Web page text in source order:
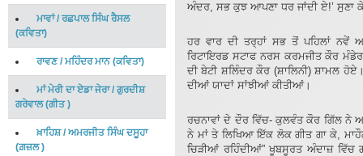
ਮਾਵਾਂ/ ਰਛਪਾਲ ਸਿੰਘ ਰੈਸਲ
(ਕਵਿਤਾ)
ਰਾਵਣ/ਮਹਿੰਦਰ ਮਾਨ(ਕਵਿਤਾ)
ਮਾਂ ਮੇਰੀ ਦਾ ਏਡਾ ਜੇਰਾ/ ਗੁਰਦੀਸ਼
ਗਰੇਵਾਲ(ਗੀਤ)
ਖ਼ਾਹਿਸ਼/ਅਮਰਜੀਤ ਸਿੰਘ ਦਸੂਹਾ
(ਗ਼ਜ਼ਲ)
ਅੰਦਰ, ਸਭ ਕੁਝ ਆਪਣਾ ਧਰ ਜਾਂਦੀ ਏ!’ ਸੁਣਾ
ਹਰ ਵਾਰ ਦੀ ਤਰ੍ਹਾਂ ਸਭ ਤੋਂ ਪਹਿਲਾਂ
ਰਿਟਾਇਰਡ ਸਟਾਫ ਨਰਸ ਕਰਮਜੀਤ ਕੌਰ
ਦੀ ਬੇਟੀ ਸ਼ਲਿੰਦਰ ਕੌਰ (ਸ਼ਾਲਿਨੀ) ਸ਼ਾਮਲ
ਦੀਆਂ ਯਾਦਾਂ ਸਾਂਝੀਆਂ ਕੀਤੀਆਂ।
ਰਚਨਾਵਾਂ ਦੇ ਦੌਰ ਵਿੱਚ- ਕੁਲਵੰਤ ਕੌਰ ਗਿੱਲ ਨੇ
ਨੇ ਮਾਂ ਤੇ ਲਿਖਿਆ ਇੱਕ ਲੋਕ ਗੀਤ ਗਾ ਕੇ,
ਚਿੜੀਆਂ ਰਹਿੰਦੀਆਂ” ਖੂਬਸੂਰਤ ਅੰਦਾਜ਼ ਵਿੱਚ